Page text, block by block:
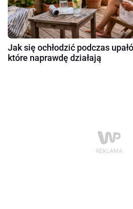
Jak się ochłodzić podczas
które naprawdę działają